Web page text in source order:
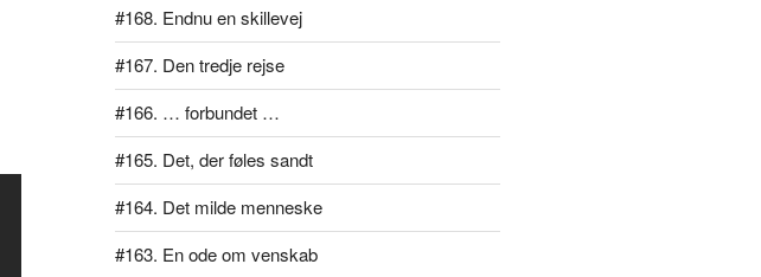
#168. Endnu en skillevej
#167. Den tredje rejse
#166. … forbundet …
#165. Det, der føles sandt
#164. Det milde menneske
#163. En ode om venskab